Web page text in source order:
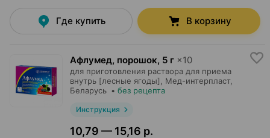
Где купить В корзину
Афлумед, порошок, 5 г ×10
для приготовления раствора для приема
внутрь [лесные ягоды],
Мед-интерпласт,
Беларусь • без рецепта
Инструкция
10,79 — 15,16 р.